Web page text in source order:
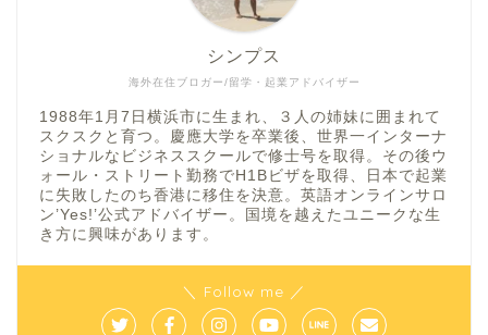
海外在住ブロガー/留学・起業アドバイザー
シンプス
1988年1月7日横浜市に生まれ、３人の姉妹に囲まれて
スクスクと育つ。慶應大学を卒業後、世界一インターナ
ショナルなビジネススクールで修士号を取得。その後ウ
ォール・ストリート勤務でH1Bビザを取得、日本で起業
に失敗したのち香港に移住を決意。英語オンラインサロ
ン’Yes!’公式アドバイザー。国境を越えたユニークな生
き方に興味があります。
＼ Follow me ／